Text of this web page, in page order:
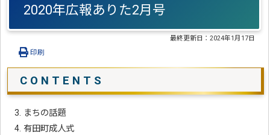
2020年広報ありた2月号
最終更新日：2024年1月17日
印刷
C O N T E N T S
3. まちの話題
4. 有田町成人式